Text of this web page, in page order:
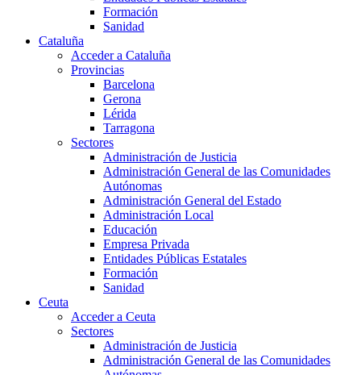
Formación
Sanidad
Cataluña
Acceder a Cataluña
Provincias
Barcelona
Gerona
Lérida
Tarragona
Sectores
Administración de Justicia
Administración General de las Comunidades
Autónomas
Administración General del Estado
Administración Local
Educación
Empresa Privada
Entidades Públicas Estatales
Formación
Sanidad
Ceuta
Acceder a Ceuta
Sectores
Administración de Justicia
Administración General de las Comunidades